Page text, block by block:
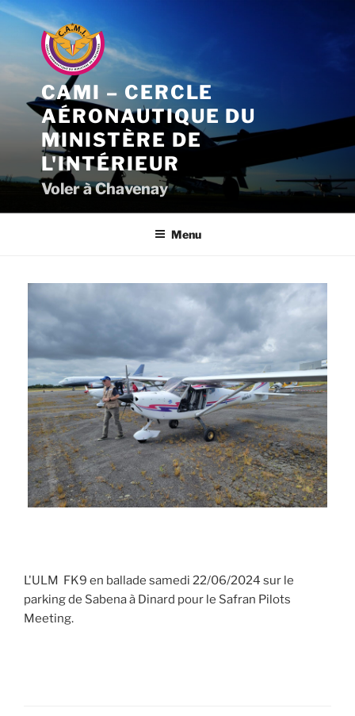
Aller
contenu
principal
CAMI – CERCLE
AÉRONAUTIQUE DU
MINISTÈRE DE
L'INTÉRIEUR
Voler à Chavenay
Menu
L'ULM FK9 en ballade samedi 22/06/2024 sur le
parking de Sabena à Dinard pour le Safran Pilots
Meeting.